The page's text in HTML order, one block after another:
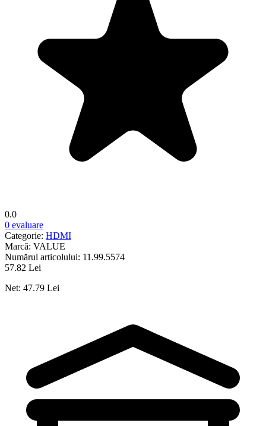
0.0
0 evaluare
Categorie: HDMI
Marcă: VALUE
Numărul articolului: 11.99.5574
57.82 Lei
Net: 47.79 Lei